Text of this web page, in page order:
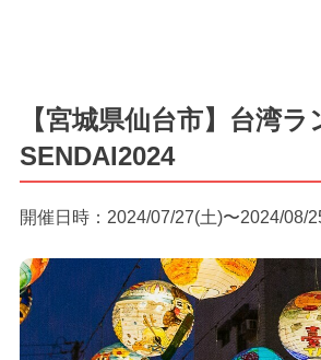
【宮城県仙台市】台湾
SENDAI2024
開催日時：2024/07/27(土)〜2024/08/